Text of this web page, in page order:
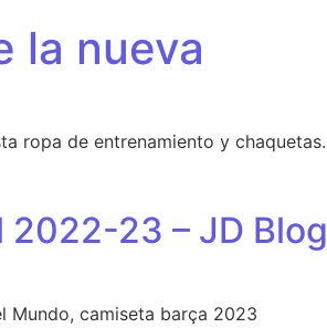
la nueva
ropa de entrenamiento y chaquetas.
2022-23 – JD Blog
Mundo, camiseta barça 2023